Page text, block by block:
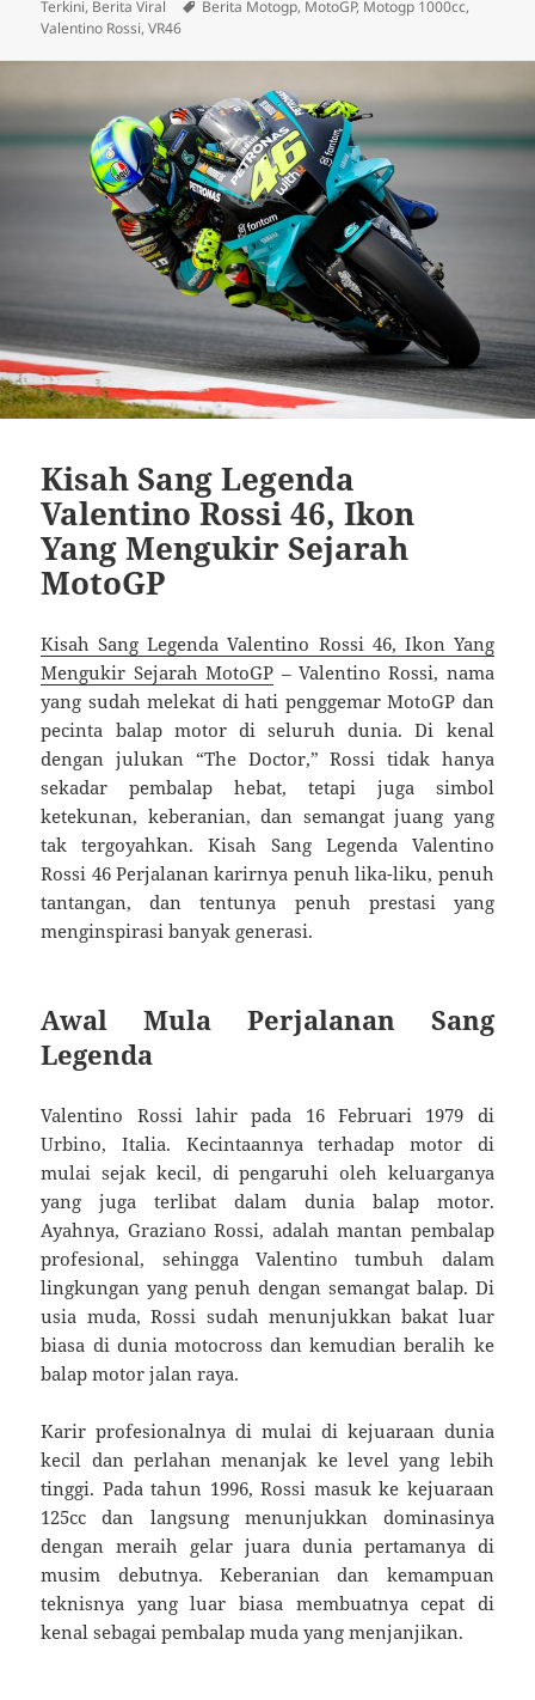
pada
Terkini, Berita Viral Tag
Berita Motogp, MotoGP, Motogp 1000cc,
Valentino Rossi,VR46
Kisah Sang Legenda
Valentino Rossi 46, Ikon
Yang Mengukir Sejarah
MotoGP
Kisah Sang Legenda Valentino Rossi 46, Ikon Yang
Mengukir Sejarah MotoGP – Valentino Rossi, nama
yang sudah melekat di hati penggemar MotoGP dan
pecinta balap motor di seluruh dunia. Di kenal
dengan julukan “The Doctor,” Rossi tidak hanya
sekadar pembalap hebat, tetapi juga simbol
ketekunan, keberanian, dan semangat juang yang
tak tergoyahkan. Kisah Sang Legenda Valentino
Rossi 46 Perjalanan karirnya penuh lika-liku, penuh
tantangan, dan tentunya penuh prestasi yang
menginspirasi banyak generasi.
Awal Mula Perjalanan Sang
Legenda
Valentino Rossi lahir pada 16 Februari 1979 di
Urbino, Italia. Kecintaannya terhadap motor di
mulai sejak kecil, di pengaruhi oleh keluarganya
yang juga terlibat dalam dunia balap motor.
Ayahnya, Graziano Rossi, adalah mantan pembalap
profesional, sehingga Valentino tumbuh dalam
lingkungan yang penuh dengan semangat balap. Di
usia muda, Rossi sudah menunjukkan bakat luar
biasa di dunia motocross dan kemudian beralih ke
balap motor jalan raya.
Karir profesionalnya di mulai di kejuaraan dunia
kecil dan perlahan menanjak ke level yang lebih
tinggi. Pada tahun 1996, Rossi masuk ke kejuaraan
125cc dan langsung menunjukkan dominasinya
dengan meraih gelar juara dunia pertamanya di
musim debutnya. Keberanian dan kemampuan
teknisnya yang luar biasa membuatnya cepat di
kenal sebagai pembalap muda yang menjanjikan.